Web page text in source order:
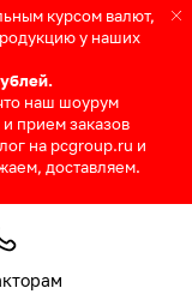
курсом валют,
у наших
наш шоурум
прием заказов
на pcgroup.ru и
доставляем.